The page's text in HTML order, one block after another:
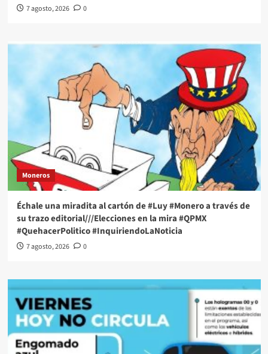
7 agosto, 2026 0
Moneros
Échale una miradita al cartón de #Luy #Monero a través de
su trazo editorial///Elecciones en la mira #QPMX
#QuehacerPolitico #InquiriendoLaNoticia
7 agosto, 2026 0